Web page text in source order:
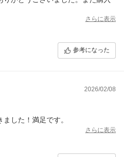
さらに表示
参考になった
2026/02/08
した！満足です。
さらに表示